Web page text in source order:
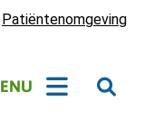
Patiëntenomgeving